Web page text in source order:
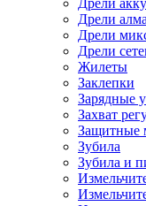
Дрели
Дрели
Дрели
Дрели
Жилеты
Заклепки
Зарядные
Захват
Защитные
Зубила
Зубила и